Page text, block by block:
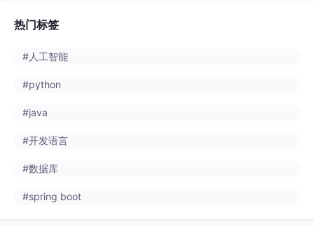
热门标签
#人工智能
#python
#java
#开发语言
#数据库
#spring boot